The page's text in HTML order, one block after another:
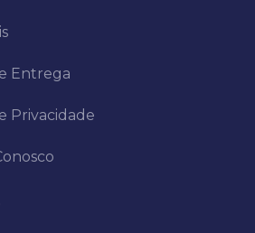
Entrega
Privacidade